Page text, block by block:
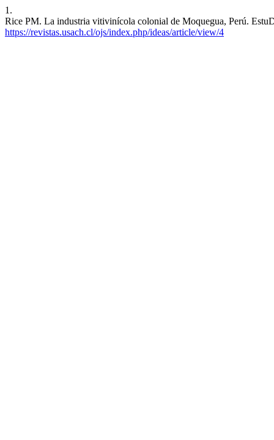
1.
Rice PM. La industria vitivinícola colonial de Moquegua, Perú.
https://revistas.usach.cl/ojs/index.php/ideas/article/view/4